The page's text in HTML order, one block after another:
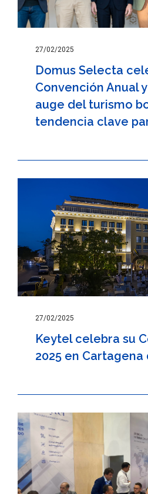
27/02/2025
Domus Selecta
Convención Anual
auge del turismo
tendencia clave
27/02/2025
Keytel celebra su
2025 en Cartagena